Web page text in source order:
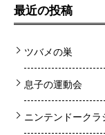
最近の投稿
ツバメの巣
息子の運動会
ニンテンドーク